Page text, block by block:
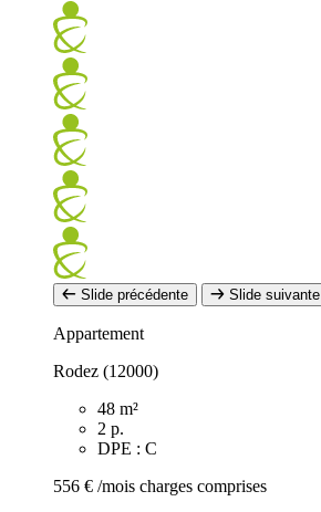
Slide précédente Slide suivante
Appartement
Rodez (12000)
48 m²
2 p.
DPE : C
556 € /mois charges comprises